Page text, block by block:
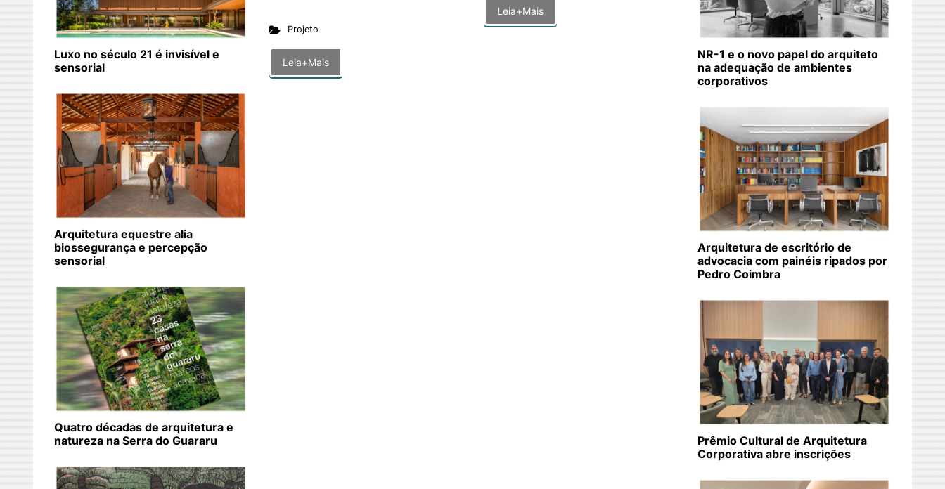
Projeto
Leia+Mais
Leia+Mais
Luxo no século 21 é invisível e
sensorial
Arquitetura equestre alia
biossegurança e percepção
sensorial
Quatro décadas de arquitetura e
natureza na Serra do Guararu
NR-1 e o novo papel do arquiteto
na adequação de ambientes
corporativos
Arquitetura de escritório de
advocacia com painéis ripados por
Pedro Coimbra
Prêmio Cultural de Arquitetura
Corporativa abre inscrições